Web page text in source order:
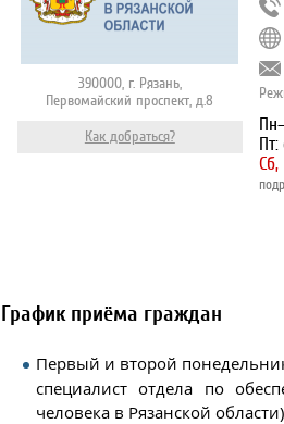
390000, г. Рязань,
Первомайский проспект, д.8
Как добраться?
Пт:
Сб,
График приёма граждан
Первый и второй
специалист отдела по
человека в Рязанской